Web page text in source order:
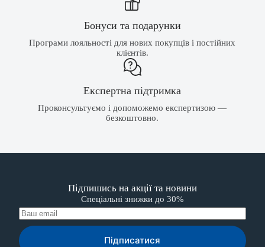
Бонуси та подарунки
Програми лояльності для нових покупців і постійних
клієнтів.
Експертна підтримка
Проконсультуємо і допоможемо експертизою —
безкоштовно.
Підпишись на акції та новини
Спеціальні знижки до 30%
Підписатися